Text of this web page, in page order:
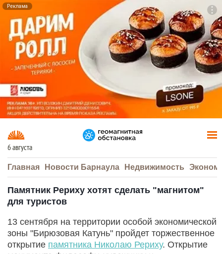
Реклама
6 августа
Главная Новости Барнаула Недвижимость
Памятник Рериху хотят сделать "магнитом"
для туристов
13 сентября на территории особой экономической
зоны "Бирюзовая Катунь" пройдет торжественное
открытие памятника Николаю Рериху. Открытие